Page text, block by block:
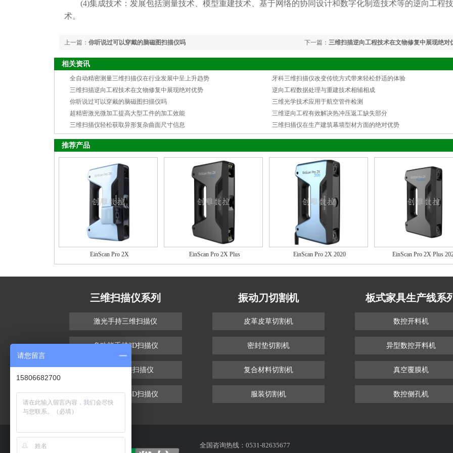
(4)集成技术：发展包括测量技术、模型重建技术、基于网络的协同设计和数字化制造技术等的逆向工程技
术。
下一篇： 三维扫描逆向工程技术在文物修复中展现绝对
上一篇： 你听说过可以穿戴的脑磁图扫描仪吗
相关资讯
全自动精密测量三维扫描仪在行业发展中呈上升趋势
牙科三维扫描仪改变传统方式带来轻松舒适的体验
三维扫描逆向工程技术在文物修复中展现绝对优势
逆向工程数据处理与重建技术相辅相成
你听说过可以穿戴的脑磁图扫描仪吗
三维光学技术应用于航空管件检测
超精密激光微加工提高大型工件的加工效能
三维逆向工程有效解决热冲压返工缺失部分
三维扫描仪轻松获取异形复杂曲面尺寸信息
三维扫描仪在生产建筑幕墙型材方面的绝对优势
推荐产品
EinScan Pro 2X EinScan Pro 2X Plus EinScan Pro 2X 2020 EinScan Pro 2X Plus
三维扫描仪系列
激光手持三维扫描仪
多功能手持3D扫描仪
支架式三维扫描仪
双光源手持3D扫描仪
振动刀切割机
皮革皮草切割机
密封垫切割机
复合材料切割机
服装切割机
板式家具生产线系
数控开料机
异型数控开料机
真空覆膜机
数控侧孔机
全国咨询热线：0531-82635677
请您留言
15806682700